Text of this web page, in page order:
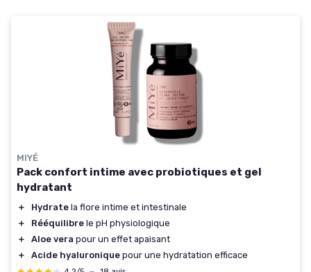
MIYÉ
Pack confort intime avec probiotiques et gel
hydratant
＋ Hydrate la flore intime et intestinale
＋
Rééquilibre le pH physiologique
＋
Aloe vera pour un effet apaisant
＋
Acide hyaluronique pour une hydratation efficace